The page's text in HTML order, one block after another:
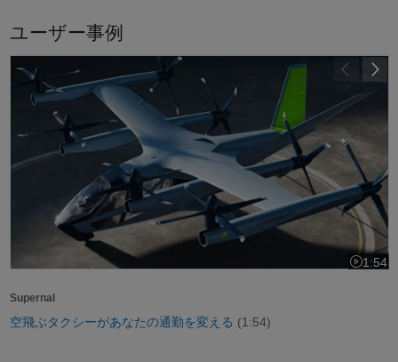
ユーザー事例
空飛ぶタクシーがあなたの通勤を変える
1:54
ビデオ
Supernal
空飛ぶタクシーがあなたの通勤を変える (1:54)